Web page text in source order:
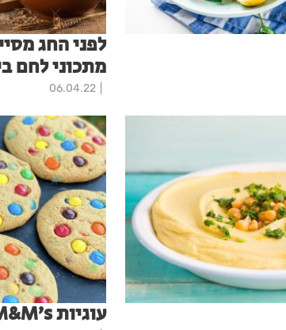
מתכוני לחם
06.04.22
עוגיות M&M’s